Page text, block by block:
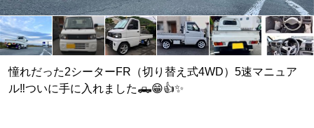
憧れだった2シーターFR（切り替え式4WD）5速マニュア
ル‼︎ついに手に入れました🛻😁👍✨